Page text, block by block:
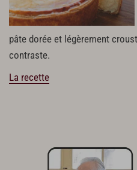
pâte dorée et légèrement
contraste.
La recette